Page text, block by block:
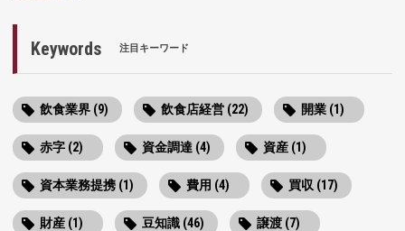
Keywords 注目キーワード
飲食業界 (9) 飲食店経営 (22) 開業 (1)
赤字 (2) 資金調達 (4) 資産 (1)
資本業務提携 (1) 費用 (4) 買収 (17)
財産 (1) 豆知識 (46) 譲渡 (7)